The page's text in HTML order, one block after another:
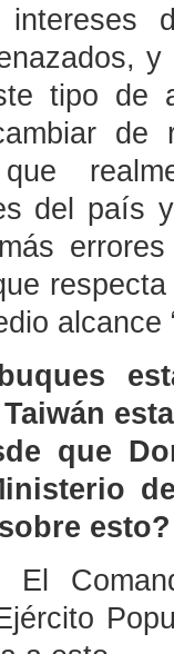
intereses
tipo de
de
que
del país
alcance
que
esto?
El